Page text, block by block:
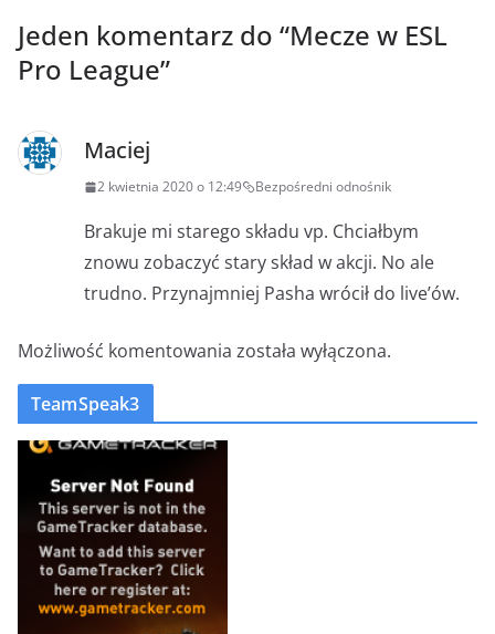
Jeden komentarz do “Mecze w ESL
Pro League”
Maciej
2 kwietnia 2020 o 12:49 Bezpośredni odnośnik
Brakuje mi starego składu vp. Chciałbym
znowu zobaczyć stary skład w akcji. No ale
trudno. Przynajmniej Pasha wrócił do live’ów.
Możliwość komentowania została wyłączona.
TeamSpeak3